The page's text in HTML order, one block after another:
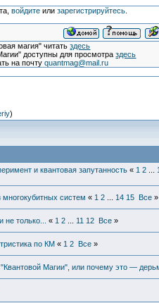
войдитеили зарегистрируйтесь.
магия" читатьздесь
доступны для просмотраздесь
на почтуquantmag@mail.ru
)
и квантовая запутанность « 1 2...
систем « 1 2... 14 15 Все»
только... « 1 2... 11 12 Все»
по КМ « 1 2 Все»
"Квантовой Магии", или почему это —